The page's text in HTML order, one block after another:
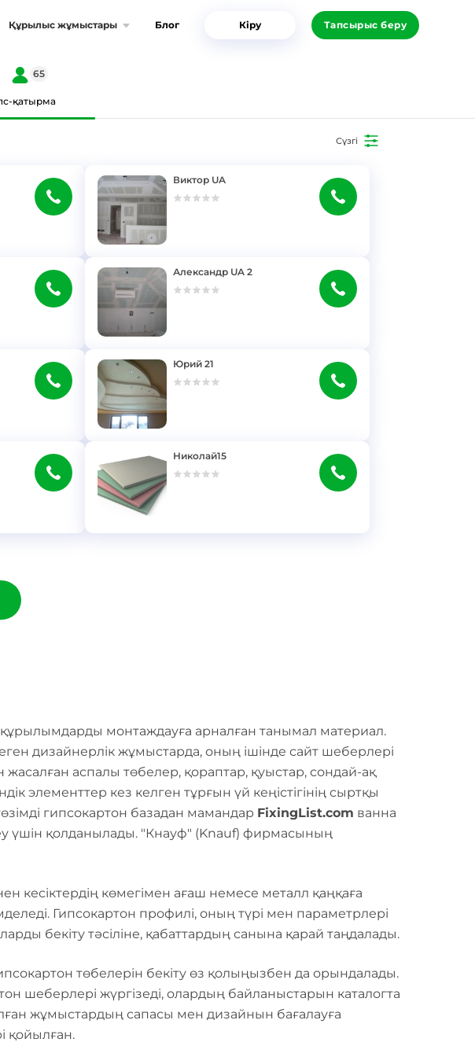
Құрылыс жұмыстары Блог Кіру Тапсырыс беру
қатырма
65
Сүзгі
Виктор UA
Александр UA 2
Юрий 21
Николай15
монтаждауға арналған танымал материал.
дизайнерлік жұмыстарда, оның ішінде сайт шеберлері
аспалы төбелер, қораптар, қуыстар, сондай-ақ
элементтер кез келген тұрғын үй кеңістігінің сыртқы
гипсокартон базадан мамандар FixingList.com ванна
үшін қолданылады. "Кнауф" (Knauf) фирмасының
кесіктердің көмегімен ағаш немесе металл қаңқаға
Гипсокартон профилі, оның түрі мен параметрлері
бекіту тәсіліне, қабаттардың санына қарай таңдалады.
төбелерін бекіту өз қолыңызбен да орындалады.
шеберлері жүргізеді, олардың байланыстарын каталогта
жұмыстардың сапасы мен дизайнын бағалауға
қойылған.